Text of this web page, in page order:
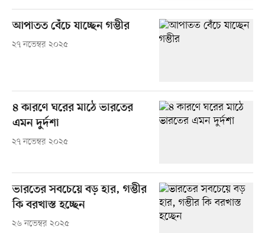
আপাতত বেঁচে যাচ্ছেন গম্ভীর
২৭ নভেম্বর ২০২৫
৪ কারণে ঘরের মাঠে ভারতের
এমন দুর্দশা
২৭ নভেম্বর ২০২৫
ভারতের সবচেয়ে বড় হার, গম্ভীর
কি বরখাস্ত হচ্ছেন
২৬ নভেম্বর ২০২৫